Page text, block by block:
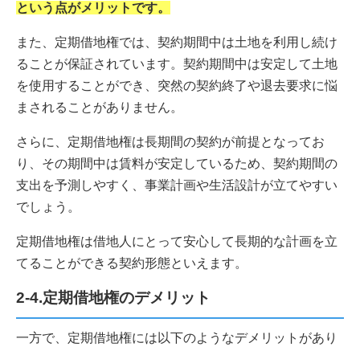
という点がメリットです。
また、定期借地権では、契約期間中は土地を利用し続け
ることが保証されています。契約期間中は安定して土地
を使用することができ、突然の契約終了や退去要求に悩
まされることがありません。
さらに、定期借地権は長期間の契約が前提となってお
り、その期間中は賃料が安定しているため、契約期間の
支出を予測しやすく、事業計画や生活設計が立てやすい
でしょう。
定期借地権は借地人にとって安心して長期的な計画を立
てることができる契約形態といえます。
2-4.定期借地権のデメリット
一方で、定期借地権には以下のようなデメリットがあり